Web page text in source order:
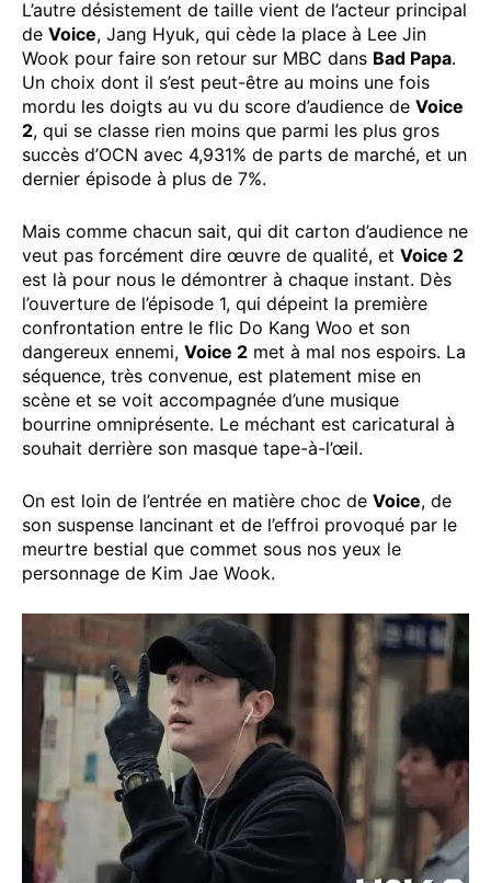
L’autre désistement de taille vient de l’acteur principal
de Voice, Jang Hyuk, qui cède la place à Lee Jin
Wook pour faire son retour sur MBC dans Bad Papa.
Un choix dont il s’est peut-être au moins une fois
mordu les doigts au vu du score d’audience de Voice
2, qui se classe rien moins que parmi les plus gros
succès d’OCN avec 4,931% de parts de marché, et un
dernier épisode à plus de 7%.
Mais comme chacun sait, qui dit carton d’audience ne
veut pas forcément dire œuvre de qualité, et Voice 2
est là pour nous le démontrer à chaque instant. Dès
l’ouverture de l’épisode 1, qui dépeint la première
confrontation entre le flic Do Kang Woo et son
dangereux ennemi, Voice 2 met à mal nos espoirs. La
séquence, très convenue, est platement mise en
scène et se voit accompagnée d’une musique
bourrine omniprésente. Le méchant est caricatural à
souhait derrière son masque tape-à-l’œil.
On est loin de l’entrée en matière choc de Voice, de
son suspense lancinant et de l’effroi provoqué par le
meurtre bestial que commet sous nos yeux le
personnage de Kim Jae Wook.